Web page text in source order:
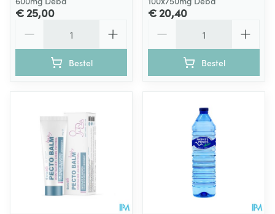
€ 25,00
Bestel
€ 20,40
Bestel